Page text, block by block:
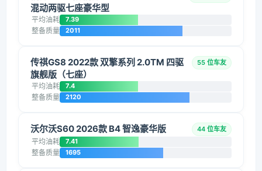
混动两驱七座豪华型
平均油耗 7.39
整备质量 2011
传祺GS8 2022款 双擎系列 2.0TM 四驱
旗舰版（七座）
55 位车友
平均油耗 7.4
整备质量 2120
沃尔沃S60 2026款 B4 智逸豪华版 44 位车友
平均油耗 7.41
整备质量 1695